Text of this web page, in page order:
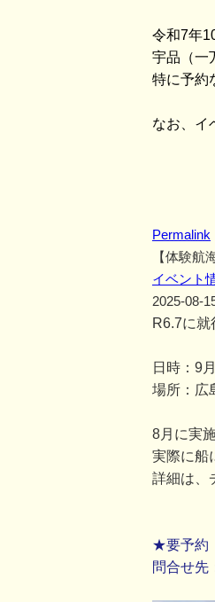
令和7年
宇品（一
特に予約
なお、イ
Permalink
【体験
イベント
2025-08-
R6.7に
日時：9
場所：広
8月に実
実際に船
詳細は、
★要予約
問合せ先